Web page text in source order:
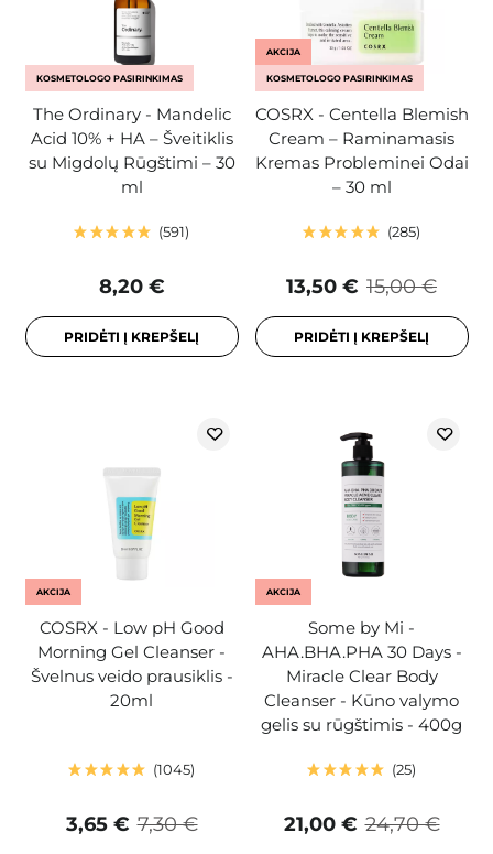
KOSMETOLOGO PASIRINKIMAS
The Ordinary - Mandelic
Acid 10% + HA – Šveitiklis
su Migdolų Rūgštimi – 30
ml
591
8,20 €
PRIDĖTI Į KREPŠELĮ
AKCIJA
KOSMETOLOGO PASIRINKIMAS
COSRX - Centella Blemish
Cream – Raminamasis
Kremas Probleminei Odai
– 30 ml
285
15,00 €
13,50 €
PRIDĖTI Į KREPŠELĮ
AKCIJA
COSRX - Low pH Good
Morning Gel Cleanser -
Švelnus veido prausiklis -
20ml
1045
7,30 €
3,65 €
AKCIJA
Some by Mi -
AHA.BHA.PHA 30 Days -
Miracle Clear Body
Cleanser - Kūno valymo
gelis su rūgštimis - 400g
25
24,70 €
21,00 €